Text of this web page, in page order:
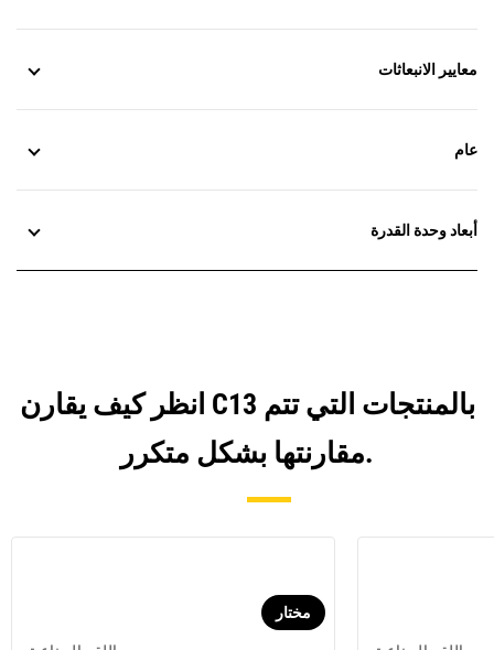
معايير الانبعاثات
عام
أبعاد وحدة القدرة
انظر كيف يقارن C13 بالمنتجات التي تتم
مقارنتها بشكل متكرر.
مختار